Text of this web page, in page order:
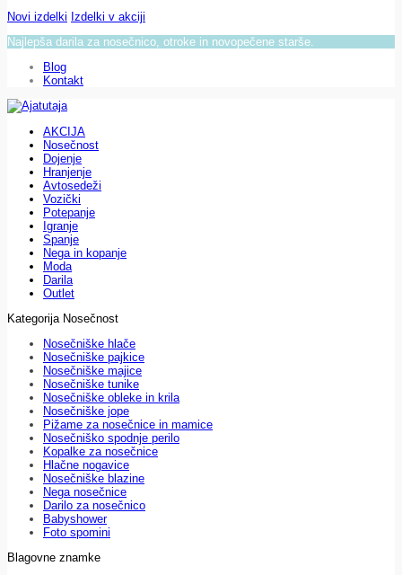
Novi izdelki Izdelki v akciji
Najlepša darila za nosečnico, otroke in novopečene starše.
Blog
Kontakt
AKCIJA
Nosečnost
Dojenje
Hranjenje
Avtosedeži
Vozički
Potepanje
Igranje
Spanje
Nega in kopanje
Moda
Darila
Outlet
Kategorija Nosečnost
Nosečniške hlače
Nosečniške pajkice
Nosečniške majice
Nosečniške tunike
Nosečniške obleke in krila
Nosečniške jope
Pižame za nosečnice in mamice
Nosečniško spodnje perilo
Kopalke za nosečnice
Hlačne nogavice
Nosečniške blazine
Nega nosečnice
Darilo za nosečnico
Babyshower
Foto spomini
Blagovne znamke